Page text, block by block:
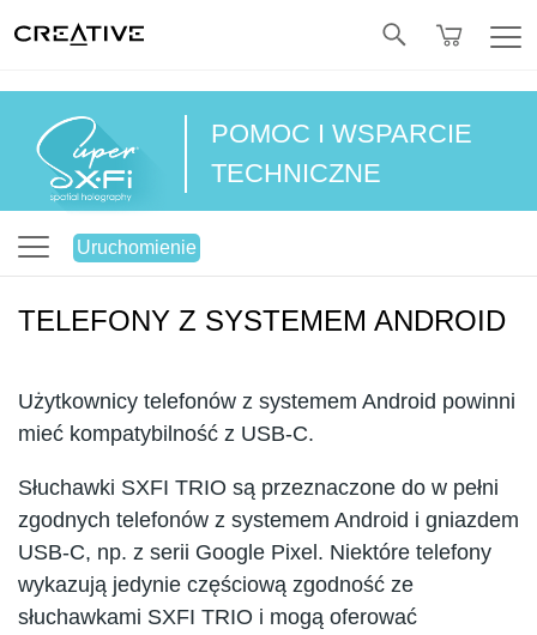
POMOC I WSPARCIE
TECHNICZNE
Uruchomienie
TELEFONY Z SYSTEMEM ANDROID
Użytkownicy telefonów z systemem Android powinni
mieć kompatybilność z USB-C.
Słuchawki SXFI TRIO są przeznaczone do w pełni
zgodnych telefonów z systemem Android i gniazdem
USB-C, np. z serii Google Pixel. Niektóre telefony
wykazują jedynie częściową zgodność ze
słuchawkami SXFI TRIO i mogą oferować